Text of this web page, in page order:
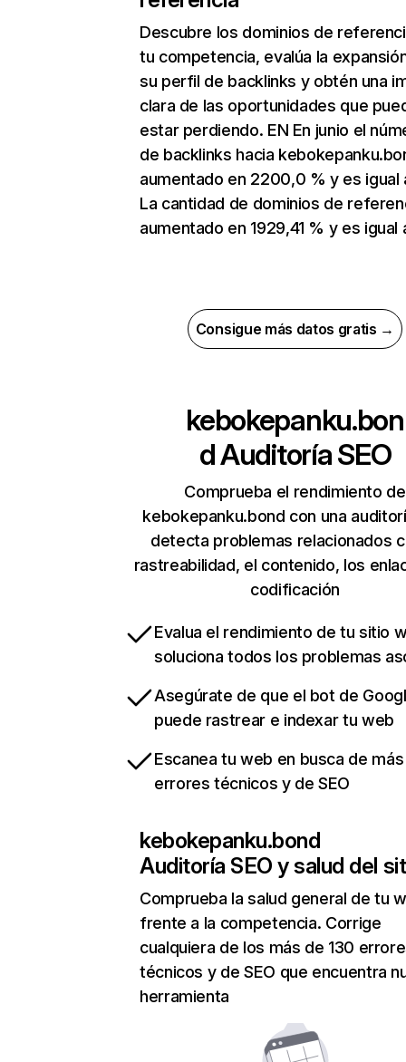
Descubre los dominios de
tu competencia, evalúa la
su perfil de backlinks y obtén una
clara de las oportunidades que
estar perdiendo. EN En junio el
de backlinks hacia
aumentado en 2200,0 % y es igual
La cantidad de dominios de
aumentado en 1929,41 % y es igual
Consigue más datos gratis →
kebokepanku.bon
dAuditoría SEO
Comprueba el rendimiento de
kebokepanku.bond con una
detecta problemas relacionados
rastreabilidad, el contenido, los
codificación
Evalua el rendimiento de tu sitio
soluciona todos los problemas
Asegúrate de que el bot de
puede rastrear e indexar tu web
Escanea tu web en busca de
errores técnicos y de SEO
kebokepanku.bond
Auditoría SEO y salud del
Comprueba la salud general de tu
frente a la competencia. Corrige
cualquiera de los más de 130
técnicos y de SEO que encuentra
herramienta